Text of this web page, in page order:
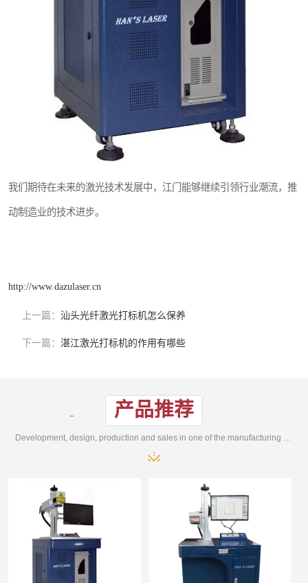
我们期待在未来的激光技术发展中，江门能够继续引领行业潮流，推
动制造业的技术进步。
http://www.dazulaser.cn
上一篇： 汕头光纤激光打标机怎么保养
下一篇： 湛江激光打标机的作用有哪些
产品推荐
Development, design, production and sales in one of the manufacturing enterprises